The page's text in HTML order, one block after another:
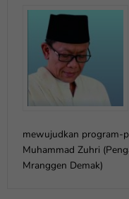
mewujudkan program-
Muhammad Zuhri
Mranggen Demak)